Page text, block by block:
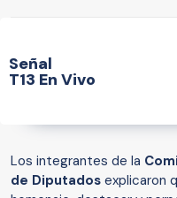
Señal
T13 En Vivo
Los integrantes de la
de Diputados explicaron